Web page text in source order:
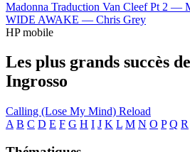
Madonna Traduction Van Cleef Pt 2 —
WIDE AWAKE — Chris Grey
HP mobile
Les plus grands succès
Ingrosso
Calling (Lose My Mind) Reload
A B C D E F G H I J K L M N O P Q R